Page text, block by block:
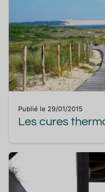
Publié le 29/01/2015
Les cures